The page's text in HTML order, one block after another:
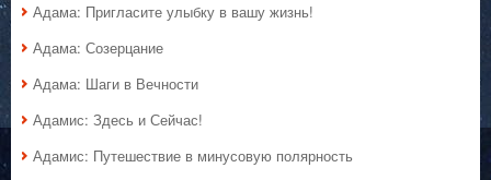
Адама: Пригласите улыбку в вашу жизнь!
Адама: Созерцание
Адама: Шаги в Вечности
Адамис: Здесь и Сейчас!
Адамис: Путешествие в минусовую полярность